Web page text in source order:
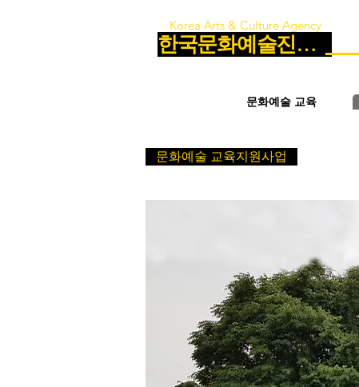
한국문화예술진흥원
Korea Arts & Culture Agency
문화예술 교육
문화예술 교육지원사업